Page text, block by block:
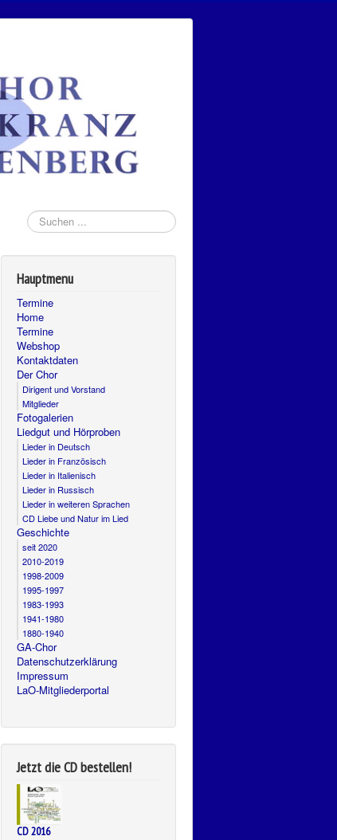
Suchen
...
Hauptmenu
Termine
Home
Termine
Webshop
Kontaktdaten
Der Chor
Dirigent und Vorstand
Mitglieder
Fotogalerien
Liedgut und Hörproben
Lieder in Deutsch
Lieder in Französisch
Lieder in Italienisch
Lieder in Russisch
Lieder in weiteren Sprachen
CD Liebe und Natur im Lied
Geschichte
seit 2020
2010-2019
1998-2009
1995-1997
1983-1993
1941-1980
1880-1940
GA-Chor
Datenschutzerklärung
Impressum
LaO-Mitgliederportal
Jetzt die CD bestellen!
CD 2016